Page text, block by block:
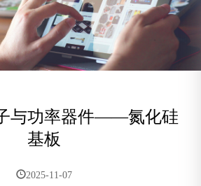
与功率器件——氮化硅
基板
2025-11-07